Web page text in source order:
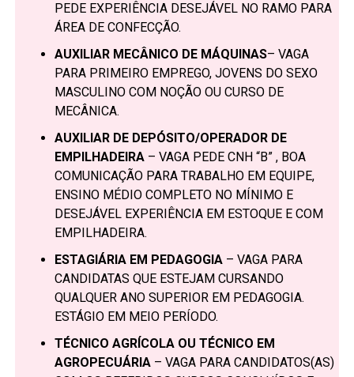
PEDE EXPERIÊNCIA DESEJÁVEL NO RAMO PARA
ÁREA DE CONFECÇÃO.
AUXILIAR MECÂNICO DE MÁQUINAS– VAGA
PARA PRIMEIRO EMPREGO, JOVENS DO SEXO
MASCULINO COM NOÇÃO OU CURSO DE
MECÂNICA.
AUXILIAR DE DEPÓSITO/OPERADOR DE
EMPILHADEIRA– VAGA PEDE CNH “B” , BOA
COMUNICAÇÃO PARA TRABALHO EM EQUIPE,
ENSINO MÉDIO COMPLETO NO MÍNIMO E
DESEJÁVEL EXPERIÊNCIA EM ESTOQUE E COM
EMPILHADEIRA.
ESTAGIÁRIA EM PEDAGOGIA– VAGA PARA
CANDIDATAS QUE ESTEJAM CURSANDO
QUALQUER ANO SUPERIOR EM PEDAGOGIA.
ESTÁGIO EM MEIO PERÍODO.
TÉCNICO AGRÍCOLA OU TÉCNICO EM
AGROPECUÁRIA– VAGA PARA CANDIDATOS(AS)